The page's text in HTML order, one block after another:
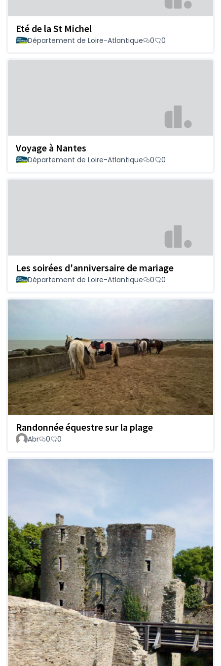
Eté de la St Michel
Département de Loire-Atlantique 0 0
Voyage à Nantes
Département de Loire-Atlantique 0 0
Les soirées d'anniversaire de mariage
Département de Loire-Atlantique 0 0
Randonnée équestre sur la plage
Abr 0 0